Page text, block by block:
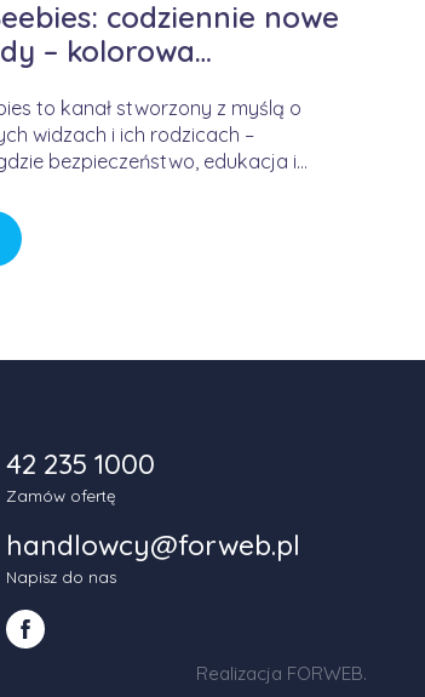
codziennie nowe
– kolorowa
to kanał stworzony z myślą o
widzach i ich rodzicach –
bezpieczeństwo, edukacja i
bodźców i szybkiego tempa,
przestrzeń, w której dzieci
świat w sposób bezpieczny,
42 235 1000
Zamów ofertę
handlowcy@forweb.pl
Napisz do nas
Realizacja FORWEB.